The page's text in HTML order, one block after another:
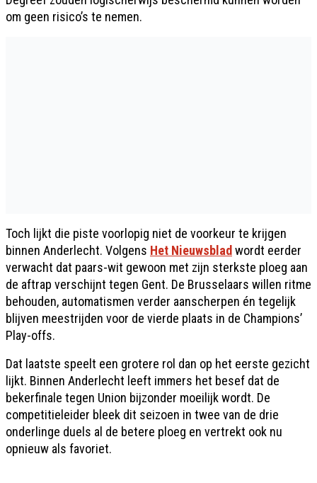
om geen risico’s te nemen.
Toch lijkt die piste voorlopig niet de voorkeur te krijgen
binnen Anderlecht. Volgens Het Nieuwsbladwordt eerder
verwacht dat paars-wit gewoon met zijn sterkste ploeg aan
de aftrap verschijnt tegen Gent. De Brusselaars willen ritme
behouden, automatismen verder aanscherpen én tegelijk
blijven meestrijden voor de vierde plaats in de Champions’
Play-offs.
Dat laatste speelt een grotere rol dan op het eerste gezicht
lijkt. Binnen Anderlecht leeft immers het besef dat de
bekerfinale tegen Union bijzonder moeilijk wordt. De
competitieleider bleek dit seizoen in twee van de drie
onderlinge duels al de betere ploeg en vertrekt ook nu
opnieuw als favoriet.